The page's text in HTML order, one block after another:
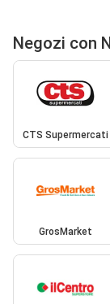
Negozi con
CTS Supermercati
GrosMarket